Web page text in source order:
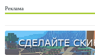
Реклама
СДЕЛАЙТЕ